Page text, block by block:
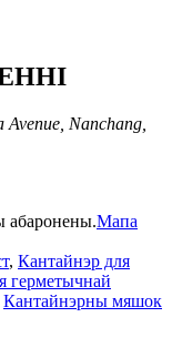
Nanchang,
абаронены.Мапа
, Кантайнэр для
герметычнай
Кантайнэрны мяшок